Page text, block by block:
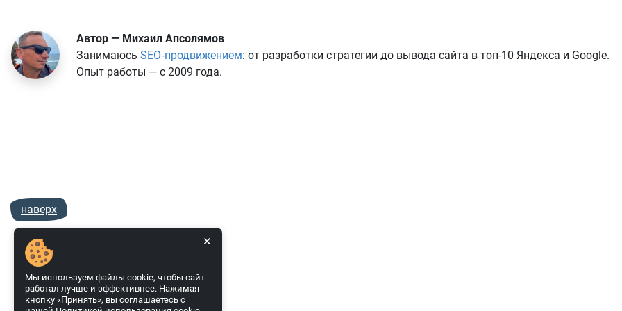
Автор — Михаил Апсолямов
Занимаюсь SEO‑продвижением: от разработки стратегии до вывода сайта в топ-10 Яндекса и Google.
Опыт работы — с 2009 года.
наверх
×
Мы используем файлы cookie, чтобы сайт
работал лучше и эффективнее. Нажимая
кнопку «Принять», вы соглашаетесь с